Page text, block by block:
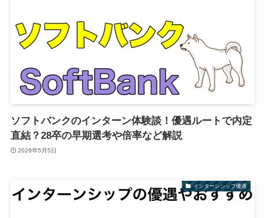
ソフトバンクのインターン体験談！優遇ルートで内定
直結？28卒の早期選考や倍率など解説
2026年5月5日
インターンシップ優遇